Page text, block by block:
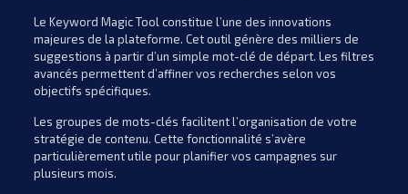
Le Keyword Magic Tool constitue l’une des innovations
majeures de la plateforme. Cet outil génère des milliers de
suggestions à partir d’un simple mot-clé de départ. Les filtres
avancés permettent d’affiner vos recherches selon vos
objectifs spécifiques.
Les groupes de mots-clés facilitent l’organisation de votre
stratégie de contenu. Cette fonctionnalité s’avère
particulièrement utile pour planifier vos campagnes sur
plusieurs mois.